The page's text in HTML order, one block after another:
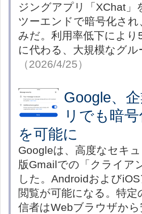
ジングアプリ「XChat
ツーエンドで暗号化さ
みだ。利用率低下によ
に代わる、大規模なグ
（2026/4/25）
Google、
リでも暗
を可能に
Googleは、高度なセキ
版Gmailでの「クライア
した。Androidおよび
閲覧が可能になる。特
信者はWebブラウザか